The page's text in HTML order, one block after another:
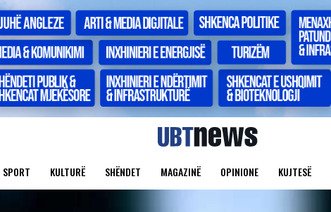
SPORT KULTURË SHËNDET MAGAZINË OPINIONE KUJTESË